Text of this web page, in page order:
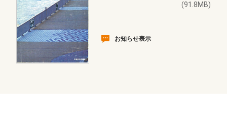
(91.8MB)
お知らせ表示